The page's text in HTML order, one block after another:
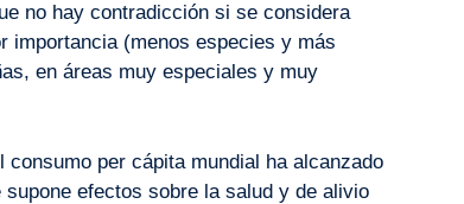
no hay contradicción si se considera
importancia (menos especies y más
en áreas muy especiales y muy
per cápita mundial ha alcanzado
efectos sobre la salud y de alivio